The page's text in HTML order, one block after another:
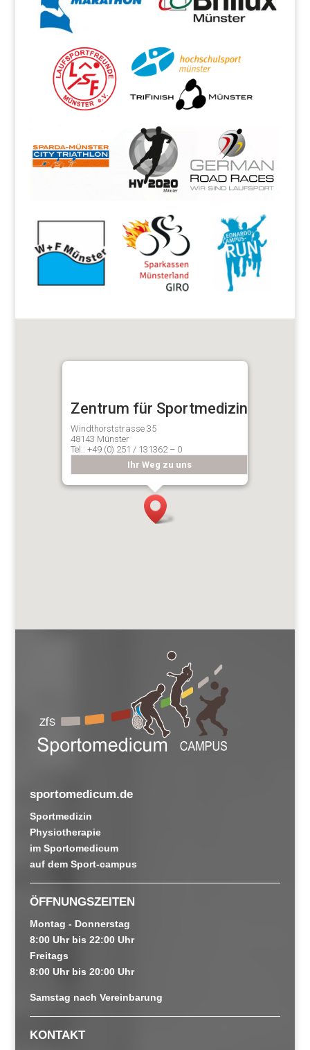
Zentrum für Sportmedizin
Windthorststrasse 35
48143 Münster
Tel.: +49 (0) 251 / 131362 – 0
Ihr Weg zu uns
sportomedicum.de
Sportmedizin
Physiotherapie
im Sportomedicum
auf dem Sport-campus
ÖFFNUNGSZEITEN
Montag - Donnerstag
8:00 Uhr bis 22:00 Uhr
Freitags
8:00 Uhr bis 20:00 Uhr
Samstag nach Vereinbarung
KONTAKT